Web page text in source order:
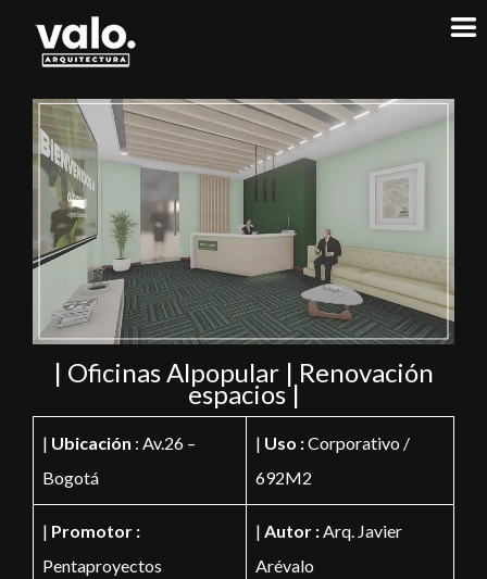
| Oficinas Alpopular | Renovación
espacios |
| Ubicación : Av.26 –
Bogotá
| Uso :Corporativo /
692M2
| Promotor :
Pentaproyectos
| Autor :Arq. Javier
Arévalo